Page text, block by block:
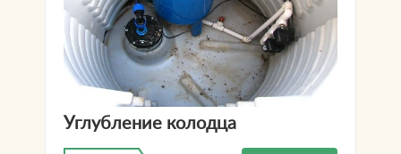
Углубление колодца